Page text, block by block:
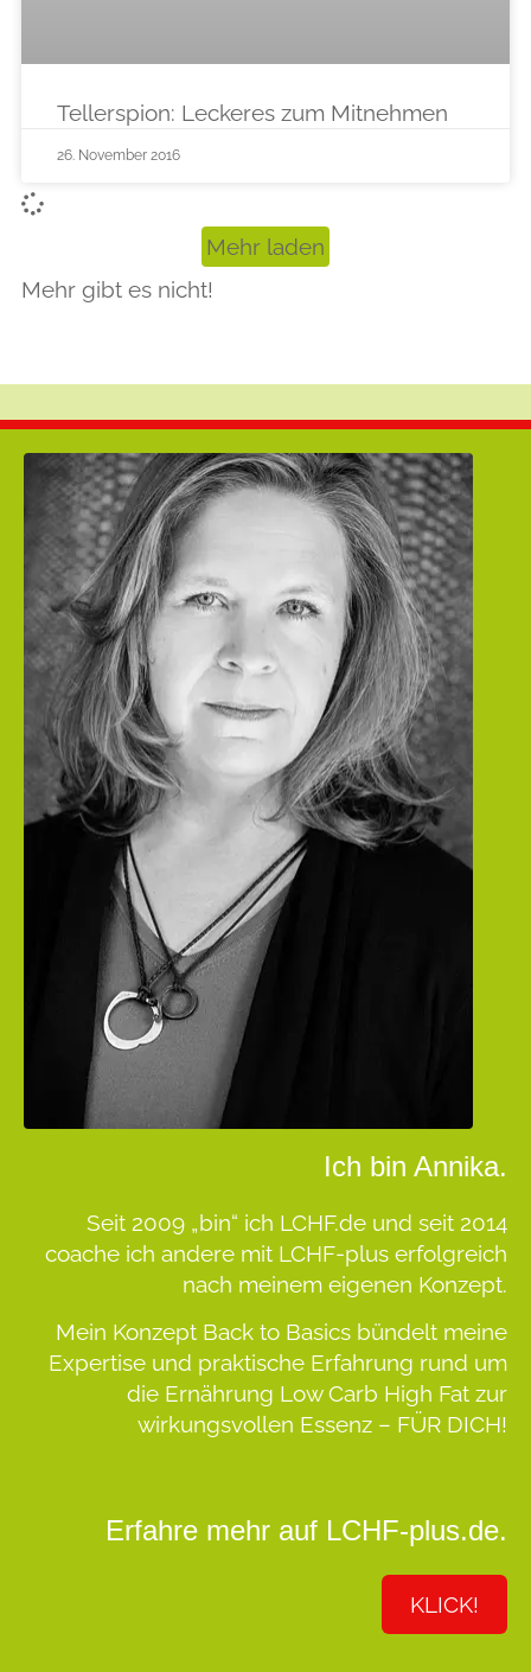
Tellerspion: Leckeres zum Mitnehmen
26. November 2016
Mehr laden
Mehr gibt es nicht!
Ich bin Annika.
Seit 2009 „bin“ ich LCHF.de und seit 2014
coache ich andere mit LCHF-plus erfolgreich
nach meinem eigenen Konzept.
Mein Konzept Back to Basics bündelt meine
Expertise und praktische Erfahrung rund um
die Ernährung Low Carb High Fat zur
wirkungsvollen Essenz – FÜR DICH!
Erfahre mehr auf LCHF-plus.de.
KLICK!